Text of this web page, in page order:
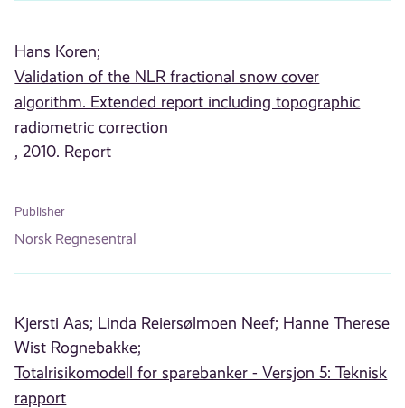
Hans Koren;
Validation of the NLR fractional snow cover
algorithm. Extended report including topographic
radiometric correction
, 2010. Report
Publisher
Norsk Regnesentral
Kjersti Aas; Linda Reiersølmoen Neef; Hanne Therese
Wist Rognebakke;
Totalrisikomodell for sparebanker - Versjon 5: Teknisk
rapport